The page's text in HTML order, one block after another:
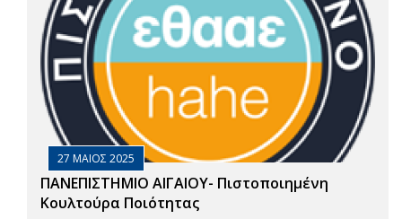
27 ΜΑΙΟΣ 2025
ΠΑΝΕΠΙΣΤΗΜΙΟ ΑΙΓΑΙΟΥ- Πιστοποιημένη
Κουλτούρα Ποιότητας